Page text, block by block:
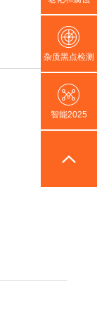
杂质黑点检测
智能2025